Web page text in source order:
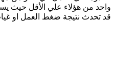
واحد من هؤلاء علي الأقل حيث
قد تحدث نتيجة ضغط العمل او